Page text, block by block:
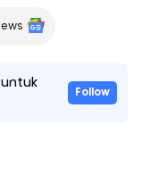
untuk
Follow